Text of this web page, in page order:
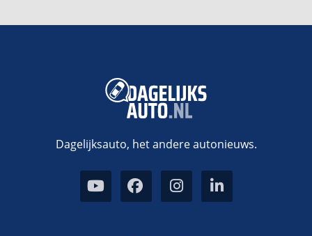
Dagelijksauto, het andere autonieuws.